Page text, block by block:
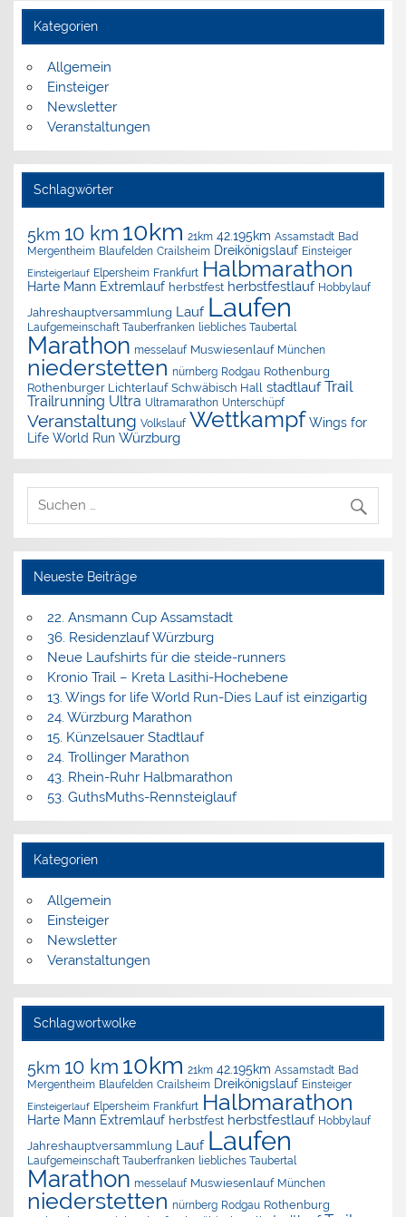
Kategorien
Allgemein
Einsteiger
Newsletter
Veranstaltungen
Schlagwörter
5km 10 km 10km 21km 42.195km Assamstadt Bad
Mergentheim Blaufelden Crailsheim Dreikönigslauf Einsteiger
Einsteigerlauf Elpersheim Frankfurt Halbmarathon
Harte Mann Extremlauf herbstfest herbstfestlauf Hobbylauf
Jahreshauptversammlung Lauf Laufen
Laufgemeinschaft Tauberfranken liebliches Taubertal
Marathon messelauf Muswiesenlauf München
niederstetten nürnberg Rodgau Rothenburg
Rothenburger Lichterlauf Schwäbisch Hall stadtlauf Trail
Trailrunning Ultra Ultramarathon Unterschüpf
Veranstaltung Volkslauf Wettkampf Wings for
Life World Run Würzburg
Neueste Beiträge
22. Ansmann Cup Assamstadt
36. Residenzlauf Würzburg
Neue Laufshirts für die steide-runners
Kronio Trail – Kreta Lasithi-Hochebene
13. Wings for life World Run-Dies Lauf ist einzigartig
24. Würzburg Marathon
15. Künzelsauer Stadtlauf
24. Trollinger Marathon
43. Rhein-Ruhr Halbmarathon
53. GuthsMuths-Rennsteiglauf
Kategorien
Allgemein
Einsteiger
Newsletter
Veranstaltungen
Schlagwortwolke
5km 10 km 10km 21km 42.195km Assamstadt Bad
Mergentheim Blaufelden Crailsheim Dreikönigslauf Einsteiger
Einsteigerlauf Elpersheim Frankfurt Halbmarathon
Harte Mann Extremlauf herbstfest herbstfestlauf Hobbylauf
Jahreshauptversammlung Lauf Laufen
Laufgemeinschaft Tauberfranken liebliches Taubertal
Marathon messelauf Muswiesenlauf München
niederstetten nürnberg Rodgau Rothenburg